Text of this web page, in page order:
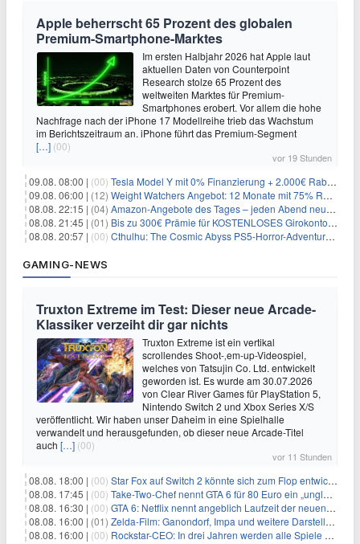
Apple beherrscht 65 Prozent des globalen
Premium-Smartphone-Marktes
Im ersten Halbjahr 2026 hat Apple laut
aktuellen Daten von Counterpoint
Research stolze 65 Prozent des
weltweiten Marktes für Premium-
Smartphones erobert. Vor allem die hohe
Nachfrage nach der iPhone 17 Modellreihe trieb das Wachstum
im Berichtszeitraum an. iPhone führt das Premium-Segment
[…] (00)
vor 19 Stunden
09.08. 08:00 | (00) Tesla Model Y mit 0% Finanzierung + 2.000€ Rabatt für 38.970€
09.08. 06:00 | (12) Weight Watchers Angebot: 12 Monate mit 75% Rabatt ab 6,25€/Monat
08.08. 22:15 | (04) Amazon-Angebote des Tages – jeden Abend neue Deals zum Stöbern
08.08. 21:45 | (01) Bis zu 300€ Prämie für KOSTENLOSES Girokonto bei der Santander – 50€ schon nach 1 Woche!
08.08. 20:57 | (00) Cthulhu: The Cosmic Abyss PS5-Horror-Adventure für 27,99€
GAMING-NEWS
Truxton Extreme im Test: Dieser neue Arcade-
Klassiker verzeiht dir gar nichts
Truxton Extreme ist ein vertikal
scrollendes Shoot-‚em-up-Videospiel,
welches von Tatsujin Co. Ltd. entwickelt
geworden ist. Es wurde am 30.07.2026
von Clear River Games für PlayStation 5,
Nintendo Switch 2 und Xbox Series X/S
veröffentlicht. Wir haben unser Daheim in eine Spielhalle
verwandelt und herausgefunden, ob dieser neue Arcade-Titel
auch […] (00)
vor 11 Stunden
08.08. 18:00 | (00) Star Fox auf Switch 2 könnte sich zum Flop entwickeln
08.08. 17:45 | (00) Take-Two-Chef nennt GTA 6 für 80 Euro ein „unglaubliches Schnäppchen“
08.08. 16:30 | (00) GTA 6: Netflix nennt angeblich Laufzeit der neuen Gameplay-Präsentation
08.08. 16:00 | (01) Zelda-Film: Ganondorf, Impa und weitere Darsteller sollen feststehen
08.08. 16:00 | (00) Rockstar-CEO: In drei Jahren werden alle Spiele gestreamt